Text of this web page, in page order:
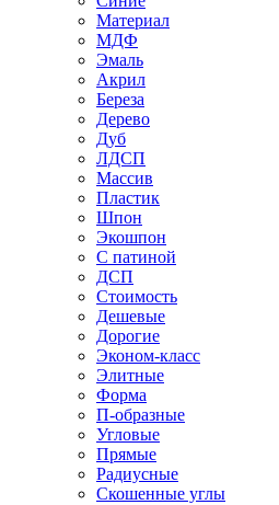
Материал
МДФ
Эмаль
Акрил
Береза
Дерево
Дуб
ЛДСП
Массив
Пластик
Шпон
Экошпон
С патиной
ДСП
Стоимость
Дешевые
Дорогие
Эконом-класс
Элитные
Форма
П-образные
Угловые
Прямые
Радиусные
Скошенные углы